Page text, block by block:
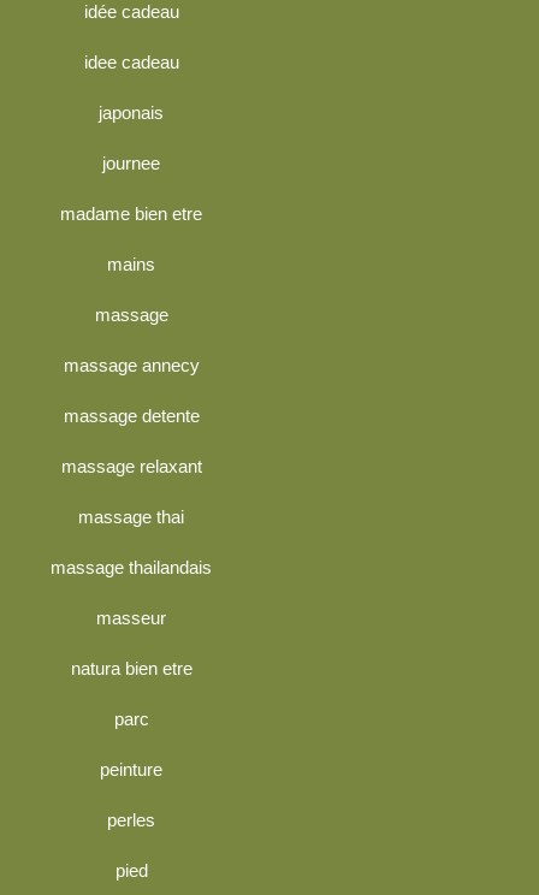
idée cadeau
idee cadeau
japonais
journee
madame bien etre
mains
massage
massage annecy
massage detente
massage relaxant
massage thai
massage thailandais
masseur
natura bien etre
parc
peinture
perles
pied